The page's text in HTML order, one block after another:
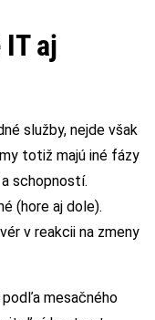
aj
služby, nejde však
totiž majú iné fázy
schopností.
(hore aj dole).
v reakcii na zmeny
mesačného